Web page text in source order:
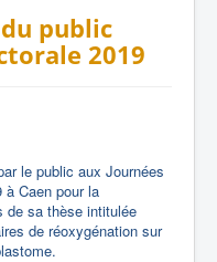
public
2019
le public aux Journées
à Caen pour la
de sa thèse intitulée
de réoxygénation sur